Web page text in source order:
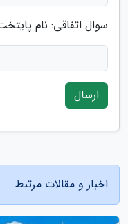
سوال اتفاقی: نام
ارسال
اخبار و مقالات مرتبط